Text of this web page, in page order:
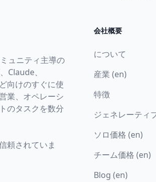
ュニティ主導の
Claude、
向けのすぐに使
業、オペレーシ
のタスクを数分
頼されていま
会社概要
について
産業 (en)
特徴
ジェネレーティ
ソロ価格 (en)
チーム価格 (en)
Blog (en)